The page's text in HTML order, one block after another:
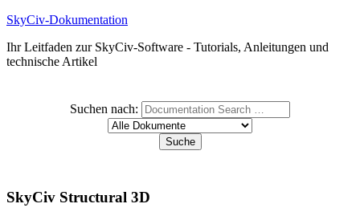
SkyCiv-Dokumentation
Ihr Leitfaden zur SkyCiv-Software - Tutorials, Anleitungen und
technische Artikel
Suchen nach:
SkyCiv Structural 3D